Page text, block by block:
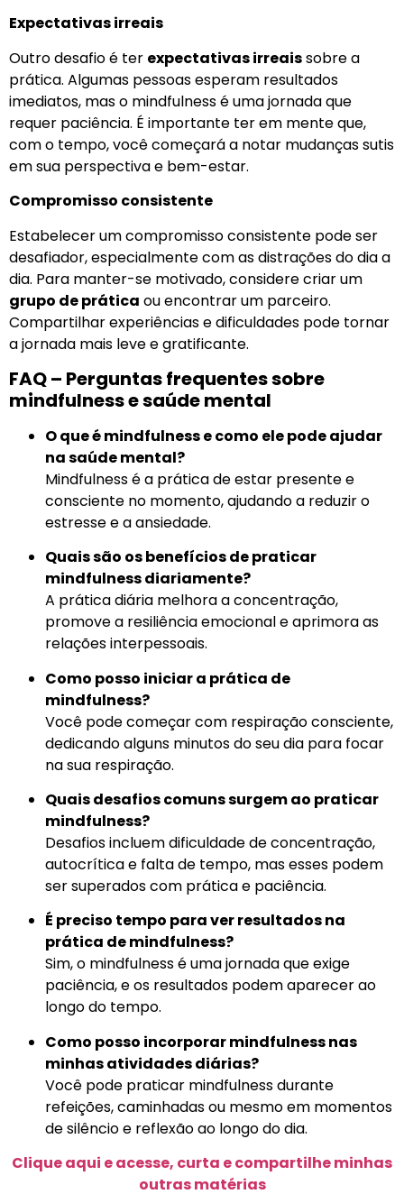
Expectativas irreais
Outro desafio é ter expectativas irreaissobre a
prática. Algumas pessoas esperam resultados
imediatos, mas o mindfulness é uma jornada que
requer paciência. É importante ter em mente que,
com o tempo, você começará a notar mudanças sutis
em sua perspectiva e bem-estar.
Compromisso consistente
Estabelecer um compromisso consistente pode ser
desafiador, especialmente com as distrações do dia a
dia. Para manter-se motivado, considere criar um
grupo de prática ou encontrar um parceiro.
Compartilhar experiências e dificuldades pode tornar
a jornada mais leve e gratificante.
FAQ – Perguntas frequentes sobre
mindfulness e saúde mental
O que é mindfulness e como ele pode ajudar
na saúde mental?
Mindfulness é a prática de estar presente e
consciente no momento, ajudando a reduzir o
estresse e a ansiedade.
Quais são os benefícios de praticar
mindfulness diariamente?
A prática diária melhora a concentração,
promove a resiliência emocional e aprimora as
relações interpessoais.
Como posso iniciar a prática de
mindfulness?
Você pode começar com respiração consciente,
dedicando alguns minutos do seu dia para focar
na sua respiração.
Quais desafios comuns surgem ao praticar
mindfulness?
Desafios incluem dificuldade de concentração,
autocrítica e falta de tempo, mas esses podem
ser superados com prática e paciência.
É preciso tempo para ver resultados na
prática de mindfulness?
Sim, o mindfulness é uma jornada que exige
paciência, e os resultados podem aparecer ao
longo do tempo.
Como posso incorporar mindfulness nas
minhas atividades diárias?
Você pode praticar mindfulness durante
refeições, caminhadas ou mesmo em momentos
de silêncio e reflexão ao longo do dia.
Clique aqui e acesse, curta e compartilhe minhas
outras matérias